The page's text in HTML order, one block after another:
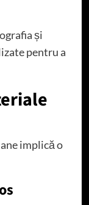
și
pentru a
implică o